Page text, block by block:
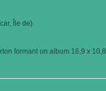
Île de)
formant un album 16,9 x 10,8